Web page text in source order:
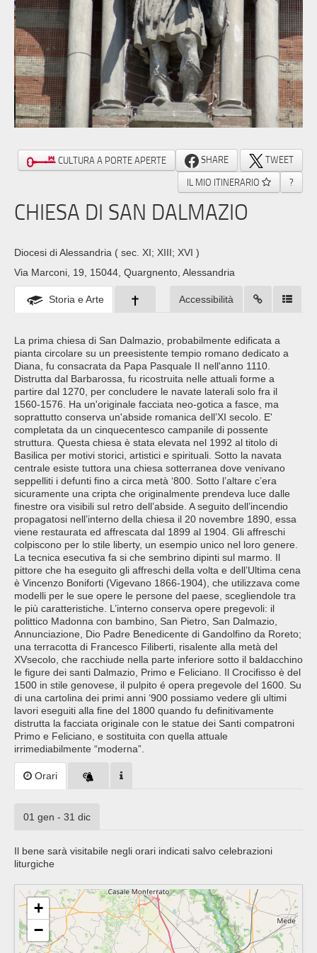
CULTURA A PORTE APERTE SHARE
TWEET
IL MIO ITINERARIO
?
CHIESA DI SAN DALMAZIO
Diocesi di Alessandria ( sec. XI; XIII; XVI )
Via Marconi, 19, 15044, Quargnento, Alessandria
Storia e Arte Accessibilità
La prima chiesa di San Dalmazio, probabilmente edificata a
pianta circolare su un preesistente tempio romano dedicato a
Diana, fu consacrata da Papa Pasquale II nell'anno 1110.
Distrutta dal Barbarossa, fu ricostruita nelle attuali forme a
partire dal 1270, per concludere le navate laterali solo fra il
1560-1576. Ha un'originale facciata neo-gotica a fasce, ma
soprattutto conserva un'abside romanica dell’XI secolo. E'
completata da un cinquecentesco campanile di possente
struttura. Questa chiesa è stata elevata nel 1992 al titolo di
Basilica per motivi storici, artistici e spirituali. Sotto la navata
centrale esiste tuttora una chiesa sotterranea dove venivano
seppelliti i defunti fino a circa metà ‘800. Sotto l’altare c’era
sicuramente una cripta che originalmente prendeva luce dalle
finestre ora visibili sul retro dell’abside. A seguito dell’incendio
propagatosi nell’interno della chiesa il 20 novembre 1890, essa
viene restaurata ed affrescata dal 1899 al 1904. Gli affreschi
colpiscono per lo stile liberty, un esempio unico nel loro genere.
La tecnica esecutiva fa si che sembrino dipinti sul marmo. Il
pittore che ha eseguito gli affreschi della volta e dell’Ultima cena
è Vincenzo Boniforti (Vigevano 1866-1904), che utilizzava come
modelli per le sue opere le persone del paese, scegliendole tra
le più caratteristiche. L’interno conserva opere pregevoli: il
polittico Madonna con bambino, San Pietro, San Dalmazio,
Annunciazione, Dio Padre Benedicente di Gandolfino da Roreto;
una terracotta di Francesco Filiberti, risalente alla metà del
XVsecolo, che racchiude nella parte inferiore sotto il baldacchino
le figure dei santi Dalmazio, Primo e Feliciano. Il Crocifisso è del
1500 in stile genovese, il pulpito é opera pregevole del 1600. Su
di una cartolina dei primi anni ‘900 possiamo vedere gli ultimi
lavori eseguiti alla fine del 1800 quando fu definitivamente
distrutta la facciata originale con le statue dei Santi compatroni
Primo e Feliciano, e sostituita con quella attuale
irrimediabilmente “moderna”.
Orari
01 gen - 31 dic
Il bene sarà visitabile negli orari indicati salvo celebrazioni
liturgiche
+
−